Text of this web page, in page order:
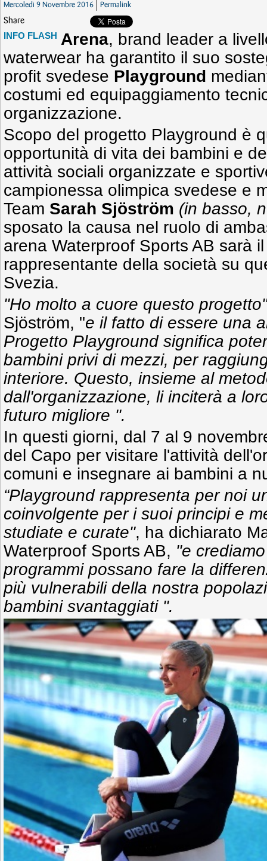
Mercoledì 9 Novembre 2016 Permalink
Share
INFO FLASH Arena, brand leader a
waterwear ha garantito il suo
profit svedese Playground
costumi ed equipaggiamento
organizzazione.
Scopo del progetto Playground è
opportunità di vita dei bambini e
attività sociali organizzate e
campionessa olimpica svedese e
Team Sarah Sjöström (in basso,
sposato la causa nel ruolo di
arena Waterproof Sports AB sarà
rappresentante della società su
Svezia.
"Ho molto a cuore questo progetto"
Sjöström, "e il fatto di essere una
Progetto Playground significa
bambini privi di mezzi, per
interiore. Questo, insieme al
dall'organizzazione, li inciterà a
futuro migliore ".
In questi giorni, dal 7 al 9
del Capo per visitare l'attività
comuni e insegnare ai bambini a
“Playground rappresenta per noi
coinvolgente per i suoi principi e
studiate e curate", ha dichiarato
Waterproof Sports AB, "e
programmi possano fare la
più vulnerabili della nostra
bambini svantaggiati ".